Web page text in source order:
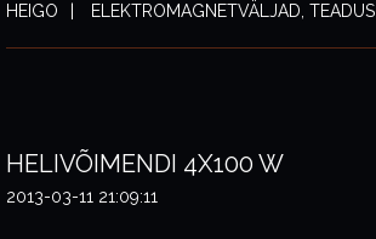
HEIGO ELEKTROMAGNETVÄLJAD, TEADUS
HELIVÕIMENDI 4X100 W
2013-03-11 21:09:11